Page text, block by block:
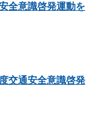
全意識啓発運動を
交通安全意識啓発